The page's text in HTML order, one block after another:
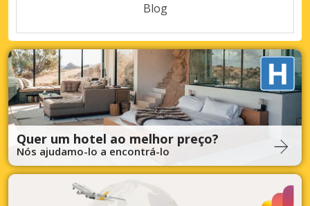
Blog
Quer um hotel ao melhor preço?
Nós ajudamo-lo a encontrá-lo